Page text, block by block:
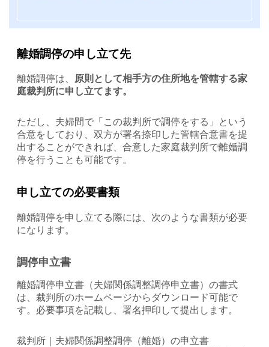
離婚調停の申し立て先
離婚調停は、 原則として相手方の住所地を管轄する家
庭裁判所に申し立てます。
ただし、夫婦間で「この裁判所で調停をする」という
合意をしており、双方が署名捺印した管轄合意書を提
出することができれば、合意した家庭裁判所で離婚調
停を行うことも可能です。
申し立ての必要書類
離婚調停を申し立てる際には、次のような書類が必要
になります。
調停申立書
離婚調停申立書（夫婦関係調整調停申立書）の書式
は、裁判所のホームページからダウンロード可能で
す。必要事項を記載し、署名押印して提出します。
裁判所｜夫婦関係調整調停（離婚）の申立書